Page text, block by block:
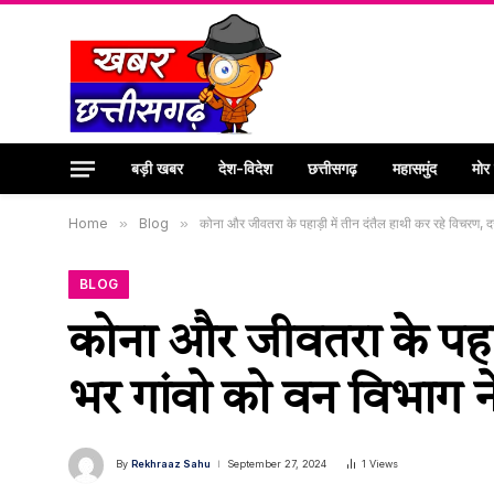
बड़ी खबर देश-विदेश छत्तीसगढ़ महासमुंद
Home » Blog » कोना और जीवतरा के पहाड़ी में तीन दंतैल हाथी कर रहे विचरण,
BLOG
कोना और जीवतरा के
भर गांवो को वन विभाग
By Rekhraaz Sahu September 27, 2024 1 Views